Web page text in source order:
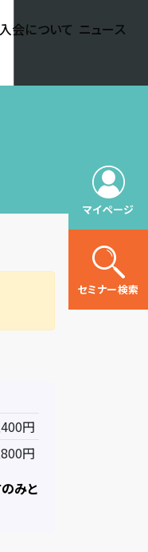
入会について ニュース
円
円
みと
マイページ
セミナー検索